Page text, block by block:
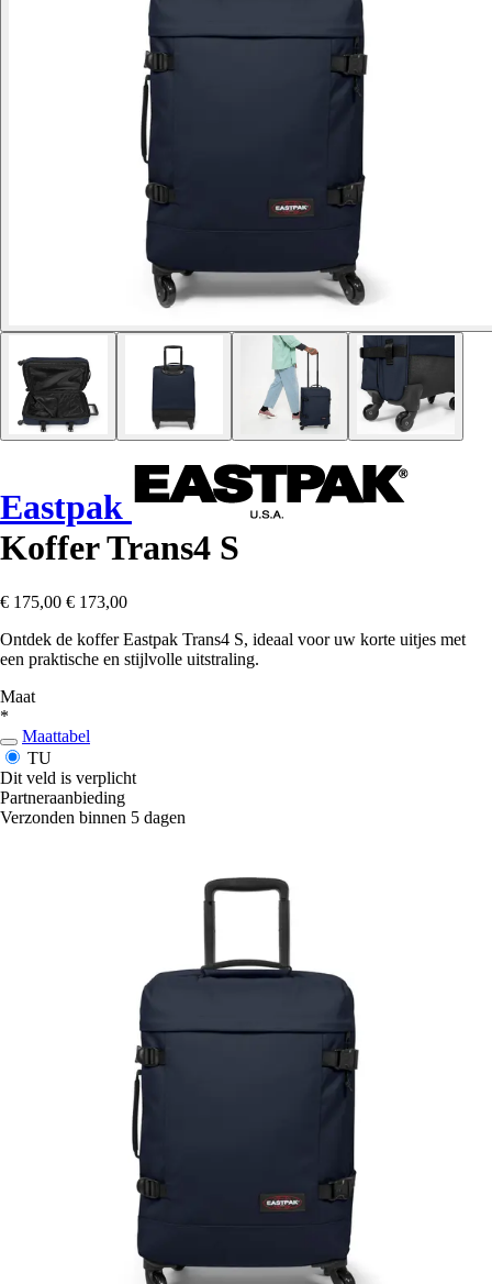
Eastpak
Koffer Trans4 S
€ 175,00 € 173,00
Ontdek de koffer Eastpak Trans4 S, ideaal voor uw korte uitjes met
een praktische en stijlvolle uitstraling.
Maat
*
Maattabel
TU
Dit veld is verplicht
Partneraanbieding
Verzonden binnen 5 dagen